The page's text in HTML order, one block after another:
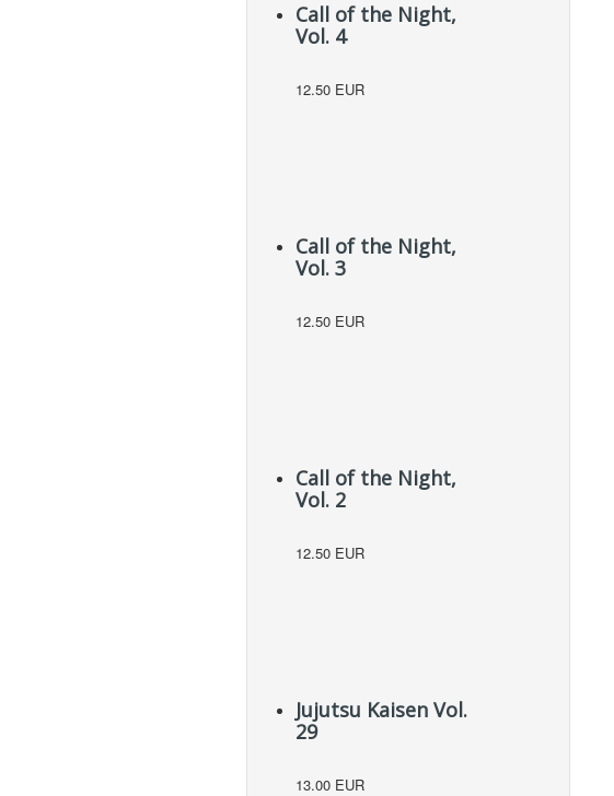
Call of the Night,
Vol. 4
12.50 EUR
Call of the Night,
Vol. 3
12.50 EUR
Call of the Night,
Vol. 2
12.50 EUR
Jujutsu Kaisen Vol.
29
13.00 EUR